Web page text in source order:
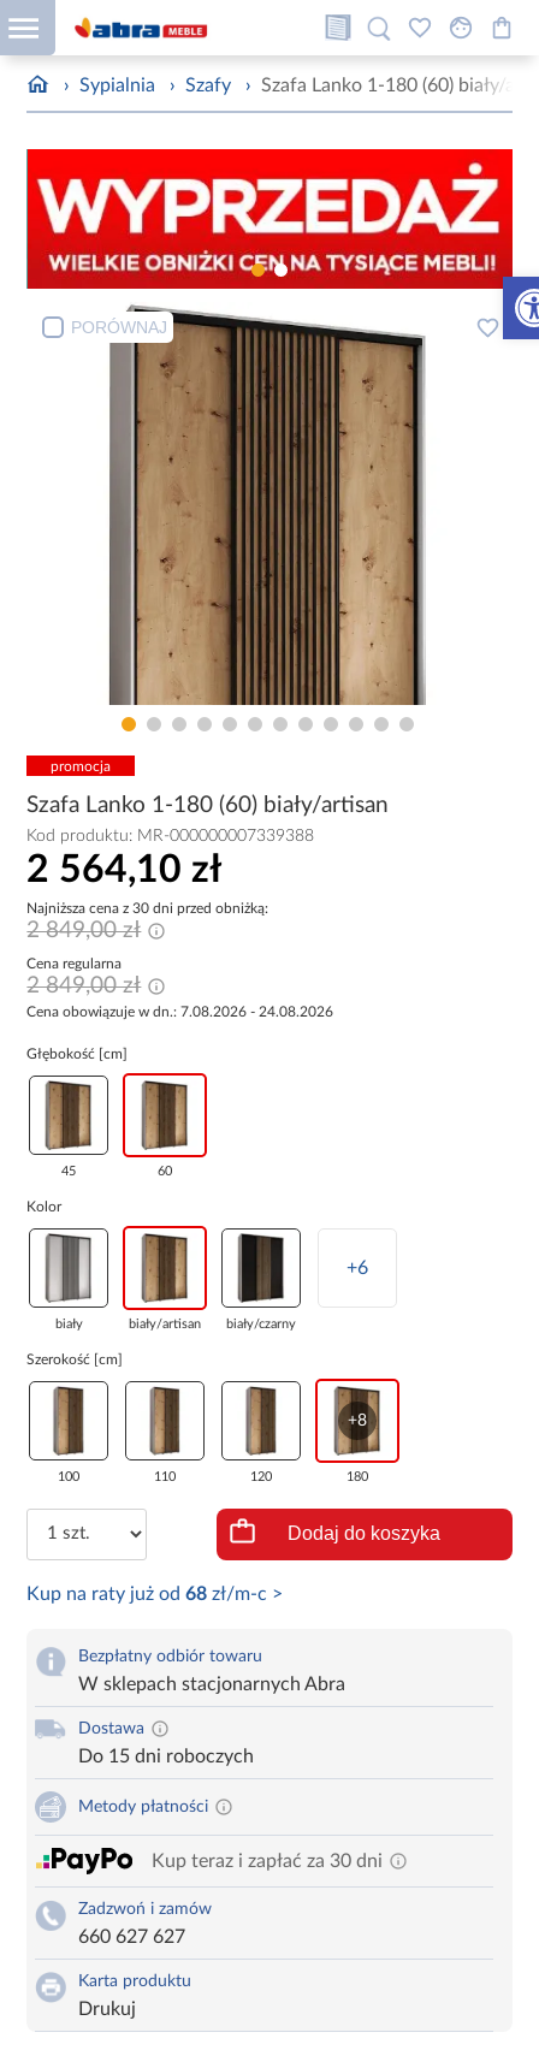
› Sypialnia › Szafy › Szafa Lanko 1-180 (60) biały/
PORÓWNAJ
promocja
Szafa Lanko 1-180 (60) biały/artisan
Kod produktu: MR-000000007339388
2 564,10 zł
Najniższa cena z 30 dni przed obniżką:
2 849,00 zł
Cena regularna
2 849,00 zł
Cena obowiązuje w dn.: 7.08.2026 - 24.08.2026
Głębokość [cm]
45 60
Kolor
biały biały/artisan biały/czarny
+6
Szerokość [cm]
100 110 120
+8
180
Dodaj do koszyka
Kup na raty już od68 zł/m-c >
Bezpłatny odbiór towaru
W sklepach stacjonarnych Abra
Dostawa
Do 15 dni roboczych
Metody płatności
Kup teraz i zapłać za 30 dni
Zadzwoń i zamów
660 627 627
Karta produktu
Drukuj